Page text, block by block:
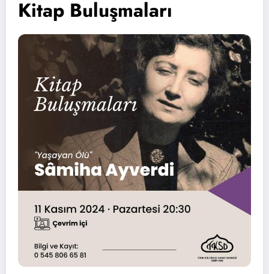
Kitap Buluşmaları